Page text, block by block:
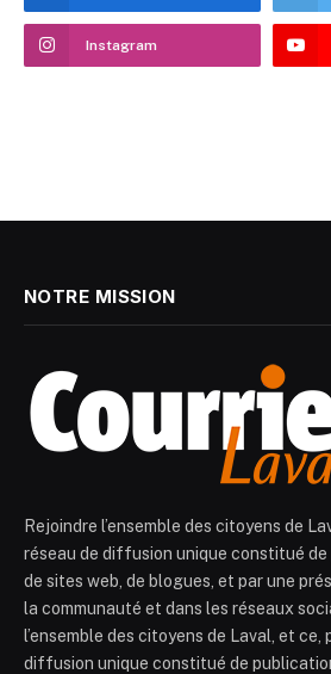
Instagram
NOTRE MISSION
Rejoindre l’ensemble des citoyens de
réseau de diffusion unique constitué de
de sites web, de blogues, et par une
la communauté et dans les réseaux
l’ensemble des citoyens de Laval, et ce,
diffusion unique constitué de